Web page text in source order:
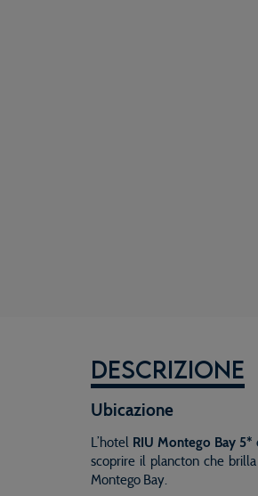
Descrizione
Ubicazione
L’hotel RIU Montego Bay 5*
scoprire il plancton che
Montego Bay.